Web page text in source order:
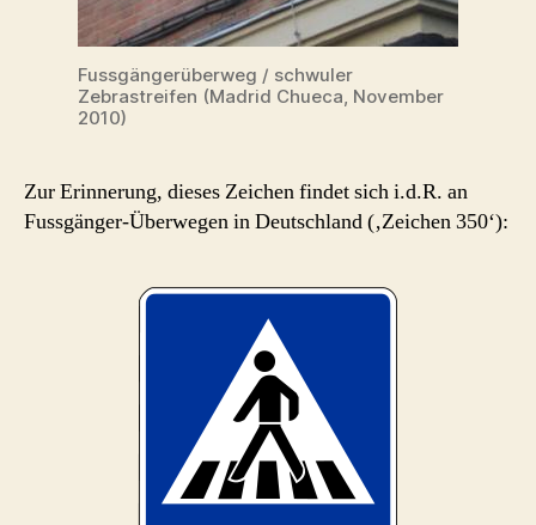
Fussgängerüberweg / schwuler
Zebrastreifen (Madrid Chueca, November
2010)
Zur Erinnerung, dieses Zeichen findet sich i.d.R. an
Fussgänger-Überwegen in Deutschland (‚Zeichen 350‘):